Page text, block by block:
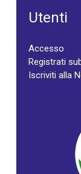
Utenti
Accesso
Registrati
Iscriviti alla